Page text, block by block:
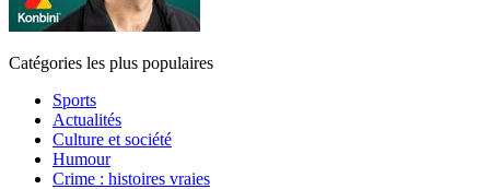
Catégories les plus populaires
Sports
Actualités
Culture et société
Humour
Crime : histoires vraies